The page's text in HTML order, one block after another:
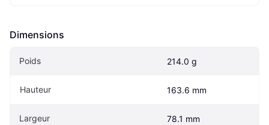
Dimensions
Poids 214.0 g
Hauteur 163.6 mm
Largeur 78.1 mm